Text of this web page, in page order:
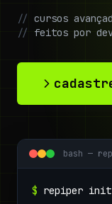
// cursos
//
feitos por
bash —
$ repiper